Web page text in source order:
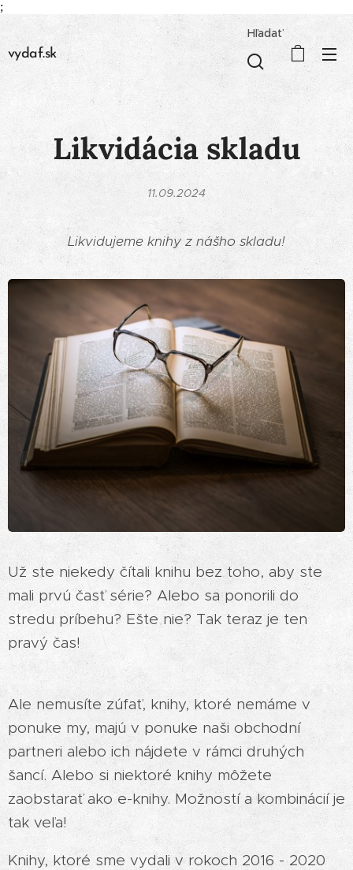
;
vydaf.sk
Hľadať
Likvidácia skladu
11.09.2024
Likvidujeme knihy z nášho skladu!
Už ste niekedy čítali knihu bez toho, aby ste
mali prvú časť série? Alebo sa ponorili do
stredu príbehu? Ešte nie? Tak teraz je ten
pravý čas!
Ale nemusíte zúfať, knihy, ktoré nemáme v
ponuke my, majú v ponuke naši obchodní
partneri alebo ich nájdete v rámci druhých
šancí. Alebo si niektoré knihy môžete
zaobstarať ako e-knihy. Možností a kombinácií je
tak veľa!
Knihy, ktoré sme vydali v rokoch 2016 - 2020